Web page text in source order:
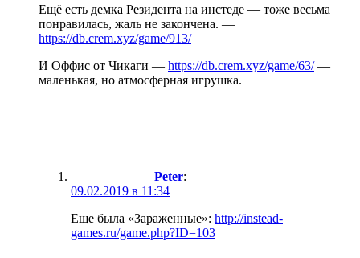
Ещё есть демка Резидента на инстеде — тоже весьма
понравилась, жаль не закончена. —
https://db.crem.xyz/game/913/
И Оффис от Чикаги — https://db.crem.xyz/game/63/—
маленькая, но атмосферная игрушка.
Peter:
09.02.2019 в 11:34
Еще была «Зараженные»: http://instead-
games.ru/game.php?ID=103